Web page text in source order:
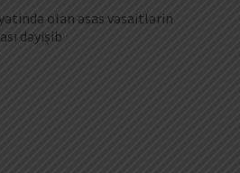
olan əsas vəsaitlərin
dəyişib